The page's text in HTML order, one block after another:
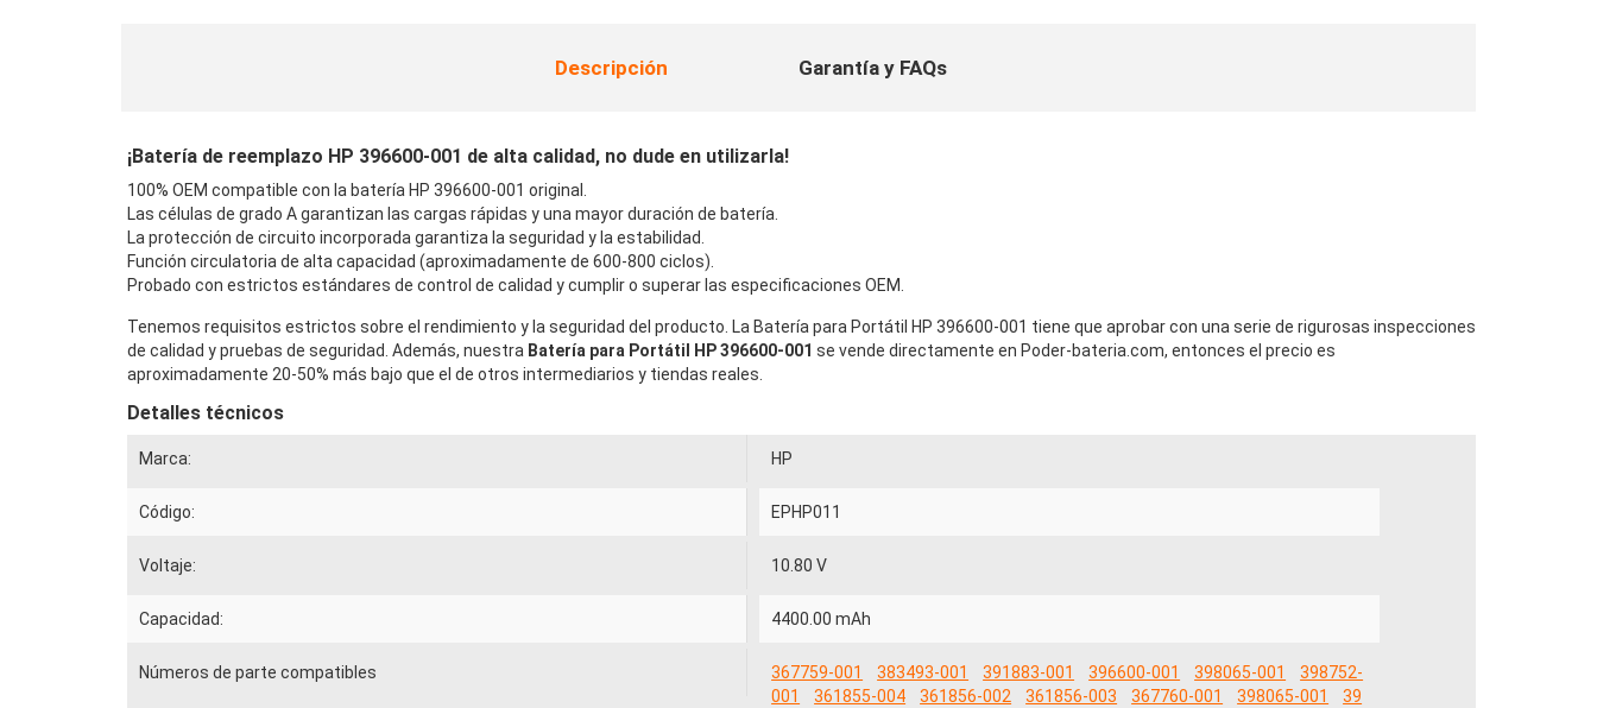
Descripción Garantía y FAQs
¡Batería de reemplazo HP 396600-001 de alta calidad, no dude en utilizarla!
100% OEM compatible con la batería HP 396600-001 original.
Las células de grado A garantizan las cargas rápidas y una mayor duración de batería.
La protección de circuito incorporada garantiza la seguridad y la estabilidad.
Función circulatoria de alta capacidad (aproximadamente de 600-800 ciclos).
Probado con estrictos estándares de control de calidad y cumplir o superar las especificaciones OEM.
Tenemos requisitos estrictos sobre el rendimiento y la seguridad del producto. La Batería para Portátil HP 396600-001 tiene que aprobar con una serie de rigurosas inspecciones
de calidad y pruebas de seguridad. Además, nuestra Batería para Portátil HP 396600-001 se vende directamente en Poder-bateria.com, entonces el precio es
aproximadamente 20-50% más bajo que el de otros intermediarios y tiendas reales.
Detalles técnicos
Marca: HP
Código: EPHP011
Voltaje: 10.80 V
Capacidad: 4400.00 mAh
Números de parte compatibles 367759-001 383493-001 391883-001 396600-001 398065-001
398752-
001
361855-004 361856-002 361856-003 367760-001 398065-001
39